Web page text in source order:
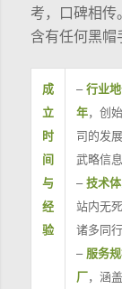
考，口碑相传
含有任何黑帽
成
立
时
间
与
经
验
–行业
年，创
司的发
武略信
–技术
站内无
诸多同
– 服务
厂，涵